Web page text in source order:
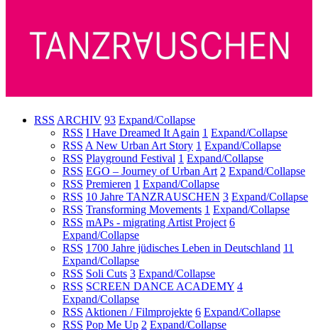
RSS ARCHIV 93 Expand/Collapse
RSS I Have Dreamed It Again 1 Expand/Collapse
RSS A New Urban Art Story 1 Expand/Collapse
RSS Playground Festival 1 Expand/Collapse
RSS EGO – Journey of Urban Art 2 Expand/Collapse
RSS Premieren 1 Expand/Collapse
RSS 10 Jahre TANZRAUSCHEN 3 Expand/Collapse
RSS Transforming Movements 1 Expand/Collapse
RSS mAPs - migrating Artist Project 6
Expand/Collapse
RSS 1700 Jahre jüdisches Leben in Deutschland 11
Expand/Collapse
RSS Soli Cuts 3 Expand/Collapse
RSS SCREEN DANCE ACADEMY 4
Expand/Collapse
RSS Aktionen / Filmprojekte 6 Expand/Collapse
RSS Pop Me Up 2 Expand/Collapse